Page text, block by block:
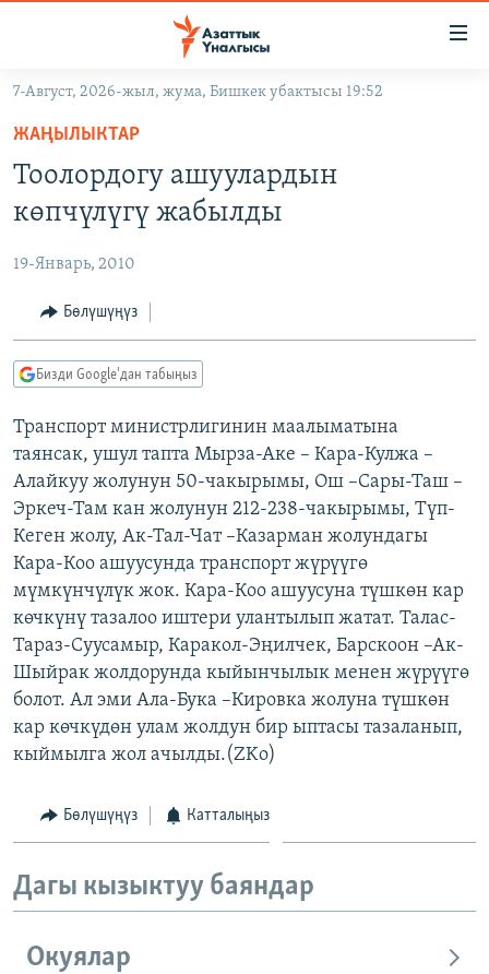
Навигацияга
өтүңүз
Издөөгө
салыңызКЫРГЫЗСТАН
ЭКОНОМИКА
МАДАНИЯТ
БОРБОР АЗИЯ
УКРАИНА
АТАЙЫН ИЛИКТӨӨ
ТВ ПРОГРАММАЛАР
ЭКСПЕРТТЕР ТАЛДАЙТ
БИЗ ЖАНА ДҮЙНӨ
ДАНИСТЕ
ЭЖЕ-СИҢДИЛЕР
ЫҢГАЙСЫЗ СУРООЛОР
ӨЗГӨЧӨ ПИКИР
Русский
ОНЛАЙН ШЕРИНЕ
ЭЕ/АРнун бардык сайттары
7-Август, 2026-жыл, жума, Бишкек убактысы 19:52
ЖАҢЫЛЫКТАР
Тоолордогу ашуулардын
көпчүлүгү жабылды
19-Январь, 2010
Бөлүшүңүз
Бизди Google'дан табыңыз
Транспорт министрлигинин маалыматына
таянсак, ушул тапта Мырза-Аке – Кара-Кулжа –
Алайкуу жолунун 50-чакырымы, Ош –Сары-Таш –
Эркеч-Там кан жолунун 212-238-чакырымы, Түп-
Кеген жолу, Ак-Тал-Чат –Казарман жолундагы
Кара-Коо ашуусунда транспорт жүрүүгө
мүмкүнчүлүк жок. Кара-Коо ашуусуна түшкөн кар
көчкүнү тазалоо иштери улантылып жатат. Талас-
Тараз-Суусамыр, Каракол-Эңилчек, Барскоон –Ак-
Шыйрак жолдорунда кыйынчылык менен жүрүүгө
болот. Ал эми Ала-Бука –Кировка жолуна түшкөн
кар көчкүдөн улам жолдун бир ыптасы тазаланып,
кыймылга жол ачылды.(ZKo)
Бөлүшүңүз Катталыңыз
Дагы кызыктуу баяндар
Окуялар